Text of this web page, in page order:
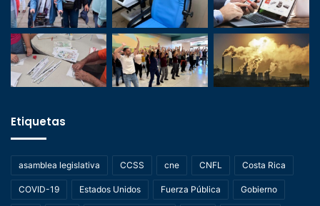
Etiquetas
asamblea legislativa CCSS cne CNFL Costa Rica
COVID-19 Estados Unidos Fuerza Pública Gobierno